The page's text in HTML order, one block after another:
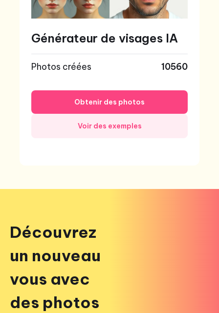
Générateur de visages IA
Photos créées 10560
Obtenir des photos
Voir des exemples
Découvrez
un nouveau
vous avec
des photos